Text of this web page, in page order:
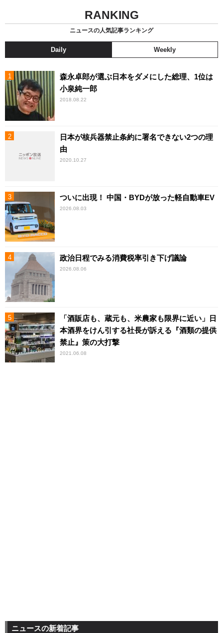
RANKING
ニュースの人気記事ランキング
Daily Weekly
森永卓郎が選ぶ日本をダメにした総理、1位は
小泉純一郎
2018.08.22
日本が核兵器禁止条約に署名できない2つの理
由
2020.10.27
ついに出現！ 中国・BYDが放った軽自動車EV
2026.08.03
政治日程でみる消費税率引き下げ議論
2026.08.06
「酒販店も、蔵元も、米農家も限界に近い」日
本酒界をけん引する社長が訴える『酒類の提供
禁止』策の大打撃
2021.06.08
ニュースの新着記事